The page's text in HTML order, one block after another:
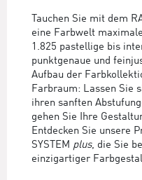
Tauchen Sie mit dem
eine Farbwelt
1.825 pastellige bis
punktgenaue und
Aufbau der
Farbraum: Lassen Sie
ihren sanften
gehen Sie Ihre
Entdecken Sie unsere
SYSTEM plus, die Sie
einzigartiger